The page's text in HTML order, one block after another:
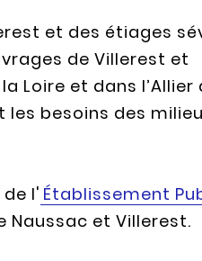
et des étiages
de Villerest et
Loire et dans l’Allier
besoins des
l' Établissement
Naussac et Villerest.